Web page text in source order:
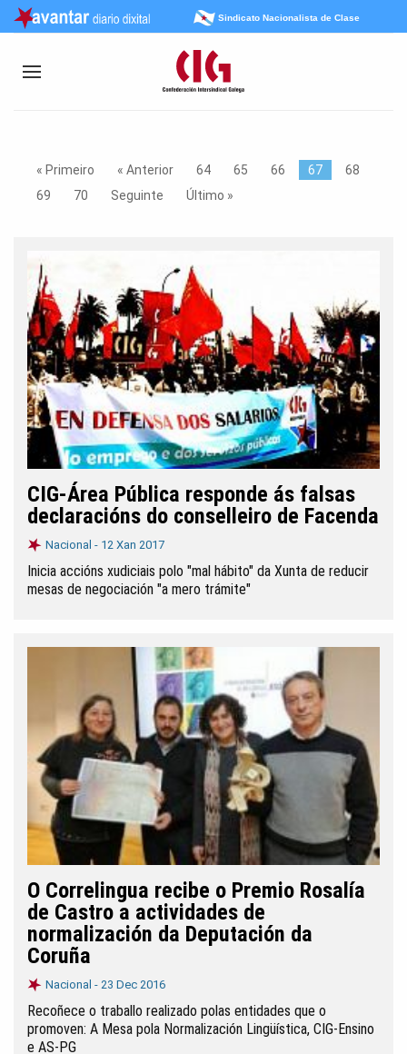
Sindicato Nacionalista de Clase
« Primeiro « Anterior 64 65 66 67
68
69
70 Seguinte Último »
CIG-Área Pública responde ás falsas
declaracións do conselleiro de Facenda
Nacional - 12 Xan 2017
Inicia accións xudiciais polo "mal hábito" da Xunta de reducir
mesas de negociación "a mero trámite"
O Correlingua recibe o Premio Rosalía
de Castro a actividades de
normalización da Deputación da
Coruña
Nacional - 23 Dec 2016
Recoñece o traballo realizado polas entidades que o
promoven: A Mesa pola Normalización Lingüística, CIG-Ensino
e AS-PG